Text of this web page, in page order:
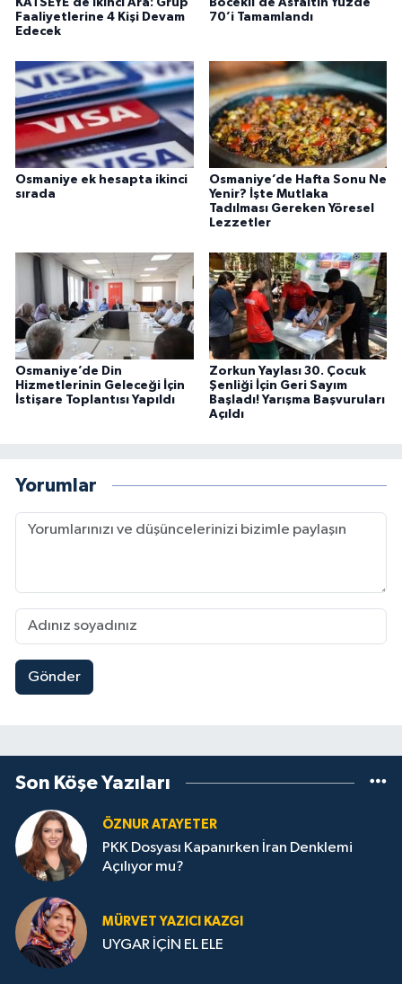
KATSEYE’de İkinci Ara: Grup
Faaliyetlerine 4 Kişi Devam
Edecek
Böcekli’de Asfaltın Yüzde
70’i Tamamlandı
Osmaniye ek hesapta ikinci
sırada
Osmaniye’de Hafta Sonu Ne
Yenir? İşte Mutlaka
Tadılması Gereken Yöresel
Lezzetler
Osmaniye’de Din
Hizmetlerinin Geleceği İçin
İstişare Toplantısı Yapıldı
Zorkun Yaylası 30. Çocuk
Şenliği İçin Geri Sayım
Başladı! Yarışma Başvuruları
Açıldı
Yorumlar
Gönder
Son Köşe Yazıları
ÖZNUR ATAYETER
PKK Dosyası Kapanırken İran Denklemi
Açılıyor mu?
MÜRVET YAZICI KAZGI
UYGAR İÇİN EL ELE